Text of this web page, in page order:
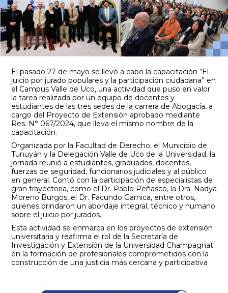
El pasado 27 de mayo se llevó a cabo la capacitación “El
juicio por jurado populares y la participación ciudadana” en
el Campus Valle de Uco, una actividad que puso en valor
la tarea realizada por un equipo de docentes y
estudiantes de las tres sedes de la carrera de Abogacía, a
cargo del Proyecto de Extensión aprobado mediante
Res. N° 067/2024, que lleva el mismo nombre de la
capacitación.
Organizada por la Facultad de Derecho, el Municipio de
Tunuyán y la Delegación Valle de Uco de la Universidad, la
jornada reunió a estudiantes, graduados, docentes,
fuerzas de seguridad, funcionarios judiciales y al público
en general. Contó con la participación de especialistas de
gran trayectoria, como el Dr. Pablo Peñasco, la Dra. Nadya
Moreno Burgos, el Dr. Facundo Garnica, entre otros,
quienes brindaron un abordaje integral, técnico y humano
sobre el juicio por jurados.
Esta actividad se enmarca en los proyectos de extensión
universitaria y reafirma el rol de la Secretaría de
Investigación y Extensión de la Universidad Champagnat
en la formación de profesionales comprometidos con la
construcción de una justicia más cercana y participativa